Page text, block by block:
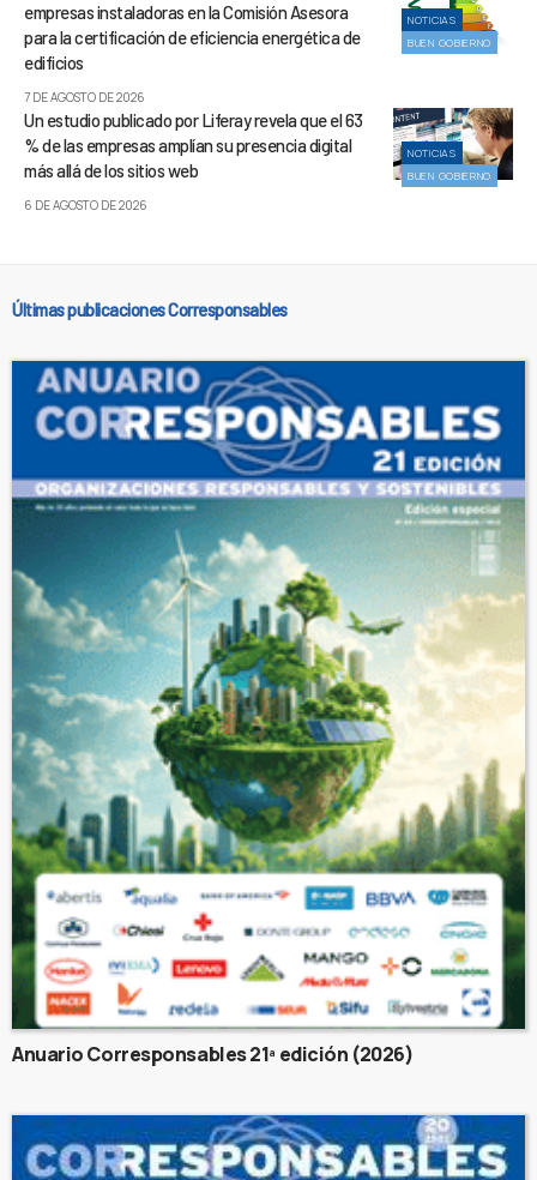
NOTICIAS
BUEN GOBIERNO
empresas instaladoras en la Comisión Asesora
para la certificación de eficiencia energética de
edificios
7 DE AGOSTO DE 2026
NOTICIAS
BUEN GOBIERNO
Un estudio publicado por Liferay revela que el 63
% de las empresas amplían su presencia digital
más allá de los sitios web
6 DE AGOSTO DE 2026
Últimas publicaciones Corresponsables
Anuario Corresponsables 21ª edición (2026)